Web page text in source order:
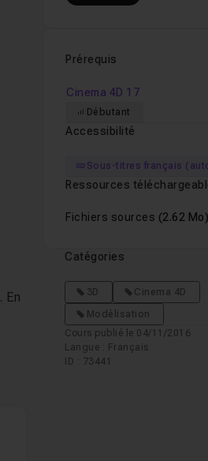
En
Prérequis
Cinema 4D 17
Débutant
Accessibilité
Sous-titres français
Ressources
Fichiers sources (2.62 Mo)
Catégories
3D
Cinema 4D
Modélisation
Cours publié le 04/11/2016
Langue : Français
ID : 73441